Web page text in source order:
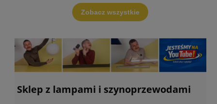
Zobacz wszystkie
Sklep z lampami i szynoprzewodami